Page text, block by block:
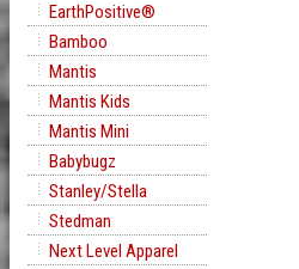
EarthPositive®
Bamboo
Mantis
Mantis Kids
Mantis Mini
Babybugz
Stanley/Stella
Stedman
Next Level Apparel